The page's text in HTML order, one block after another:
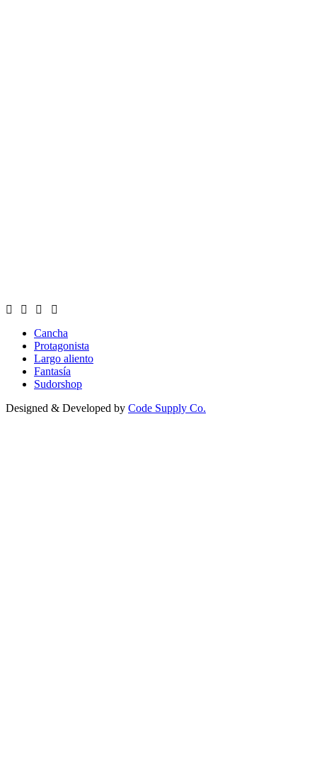
Cancha
Protagonista
Largo aliento
Fantasía
Sudorshop
Designed & Developed by Code Supply Co.